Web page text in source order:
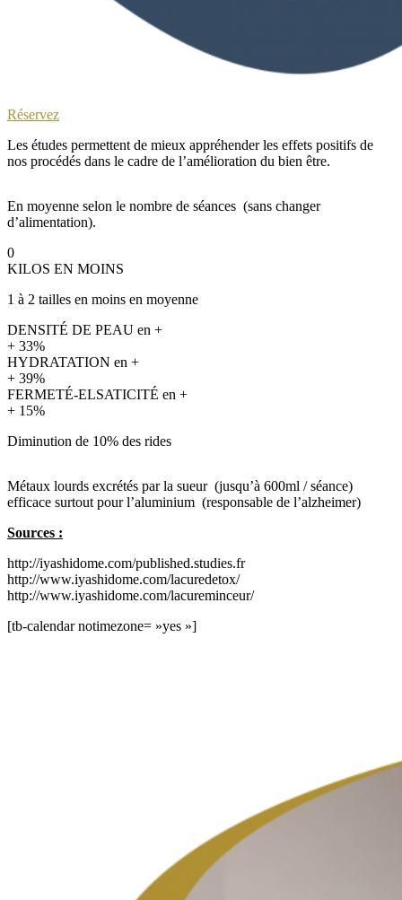
Réservez
Les études permettent de mieux appréhender les effets positifs de
nos procédés dans le cadre de l’amélioration du bien être.
En moyenne selon le nombre de séances (sans changer
d’alimentation).
0
KILOS EN MOINS
1 à 2 tailles en moins en moyenne
DENSITÉ DE PEAU en +
+ 33%
HYDRATATION en +
+ 39%
FERMETÉ-ELSATICITÉ en +
+ 15%
Diminution de 10% des rides
Métaux lourds excrétés par la sueur (jusqu’à 600ml / séance)
efficace surtout pour l’aluminium (responsable de l’alzheimer)
Sources :
http://iyashidome.com/published.studies.fr
http://www.iyashidome.com/lacuredetox/
http://www.iyashidome.com/lacureminceur/
[tb-calendar notimezone= »yes »]